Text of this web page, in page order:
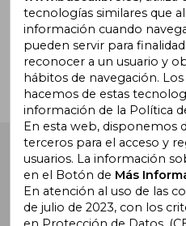
¿Necesitas ayuda?
Buscalibre España . Calle Energía,
Cornellà de Llobregat,
tecnologías similares que
información cuando
pueden servir para
reconocer a un usuario y
hábitos de navegación.
hacemos de estas
información de la Política
En esta web, disponemos
terceros para el acceso y
usuarios. La información
en el Botón de Más
En atención al uso de las
de julio de 2023, con los